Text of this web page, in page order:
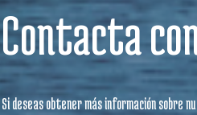
Contacta
Si deseas obtener más información sobre